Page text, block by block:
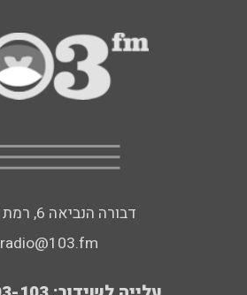
דבורה הנביאה 6, רמת השרון
radio@103.fm